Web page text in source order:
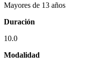
Mayores de 13 años
Duración
10.0
Modalidad